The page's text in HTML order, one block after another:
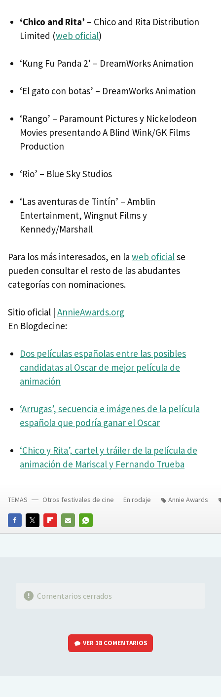
‘Chico and Rita’ – Chico and Rita Distribution
Limited (web oficial)
‘Kung Fu Panda 2’ – DreamWorks Animation
‘El gato con botas’ – DreamWorks Animation
‘Rango’ – Paramount Pictures y Nickelodeon
Movies presentando A Blind Wink/GK Films
Production
‘Rio’ – Blue Sky Studios
‘Las aventuras de Tintín’ – Amblin
Entertainment, Wingnut Films y
Kennedy/Marshall
Para los más interesados, en la web oficialse
pueden consultar el resto de las abudantes
categorías con nominaciones.
Sitio oficial | AnnieAwards.org
En Blogdecine:
Dos películas españolas entre las posibles
candidatas al Oscar de mejor película de
animación
‘Arrugas’, secuencia e imágenes de la película
española que podría ganar el Oscar
‘Chico y Rita’, cartel y tráiler de la película de
animación de Mariscal y Fernando Trueba
FACEBOOKTWITTERFLIPBOARD
E-
WHATSAPP
TEMAS Otros festivales de cine En rodaje Annie Awards
Comentarios cerrados
VER 18 COMENTARIOS